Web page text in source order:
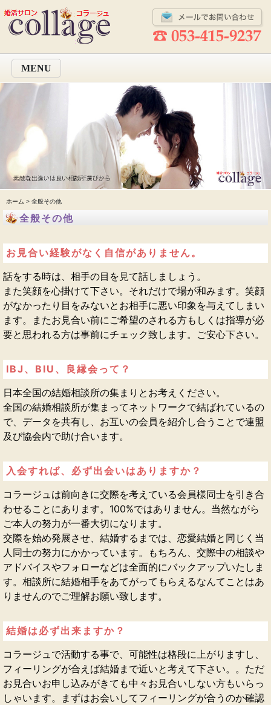
MENU
ホーム > 全般その他
全般その他
お見合い経験がなく自信がありません。
話をする時は、相手の目を見て話しましょう。
また笑顔を心掛けて下さい。それだけで場が和みます。笑顔
がなかったり目をみないとお相手に悪い印象を与えてしまい
ます。またお見合い前にご希望のされる方もしくは指導が必
要と思われる方は事前にチェック致します。ご安心下さい。
IBJ、BIU、良縁会って？
日本全国の結婚相談所の集まりとお考えください。
全国の結婚相談所が集まってネットワークで結ばれているの
で、データを共有し、お互いの会員を紹介し合うことで連盟
及び協会内で助け合います。
入会すれば、必ず出会いはありますか？
コラージュは前向きに交際を考えている会員様同士を引き合
わせることにあります。100%ではありません。当然ながら
ご本人の努力が一番大切になります。
交際を始め発展させ、結婚するまでは、恋愛結婚と同じく当
人同士の努力にかかっています。もちろん、交際中の相談や
アドバイスやフォローなどは全面的にバックアップいたしま
す。相談所に結婚相手をあてがってもらえるなんてことはあ
りませんのでご理解お願い致します。
結婚は必ず出来ますか？
コラージュで活動する事で、可能性は格段に上がりますし、
フィーリングが合えば結婚まで近いと考えて下さい。。ただ
お見合いお申し込みがきても中々お見合いしない方もいらっ
しゃいます。まずはお会いしてフィーリングが合うのか確認